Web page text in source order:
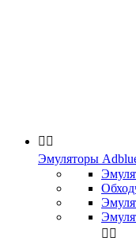
 
Эмуляторы
 